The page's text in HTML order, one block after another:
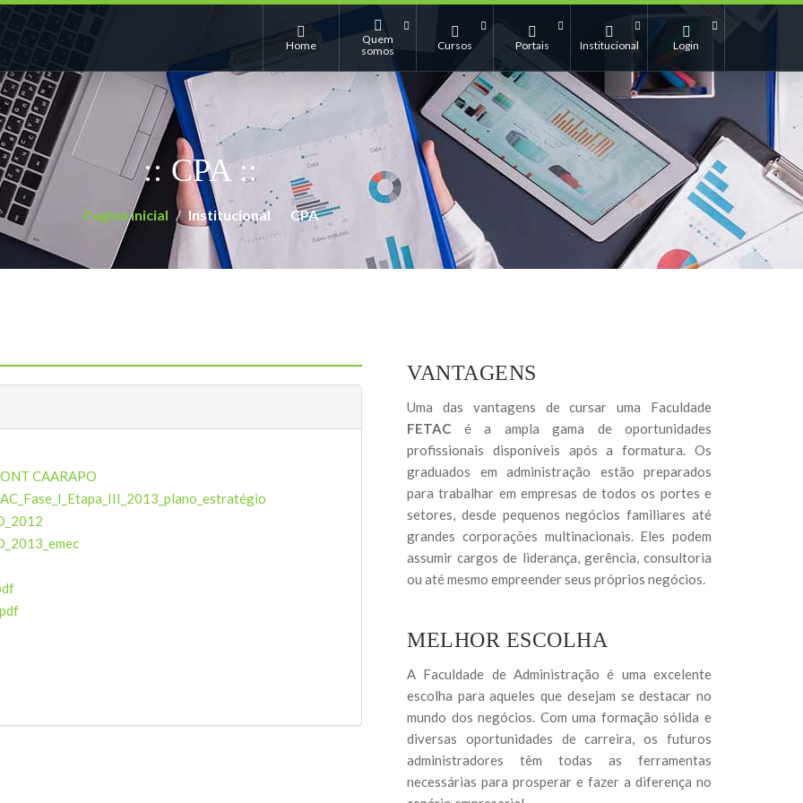
Home
Quem
somos
Cursos Portais Institucional Login
:: CPA ::
Pagina inicial Institucional CPA
CAARAPO
VANTAGENS
Uma das vantagens de cursar uma Faculdade
FETAC é a ampla gama de oportunidades
profissionais disponíveis após a formatura. Os
graduados em administração estão preparados
para trabalhar em empresas de todos os portes e
setores, desde pequenos negócios familiares até
grandes corporações multinacionais. Eles podem
assumir cargos de liderança, gerência, consultoria
ou até mesmo empreender seus próprios negócios.
MELHOR ESCOLHA
A Faculdade de Administração é uma excelente
escolha para aqueles que desejam se destacar no
mundo dos negócios. Com uma formação sólida e
diversas oportunidades de carreira, os futuros
administradores têm todas as ferramentas
necessárias para prosperar e fazer a diferença no